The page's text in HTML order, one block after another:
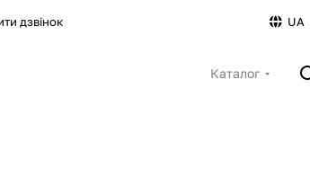
дзвінок UA
Каталог